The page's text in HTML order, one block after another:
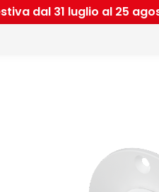
dal 31 luglio al 25